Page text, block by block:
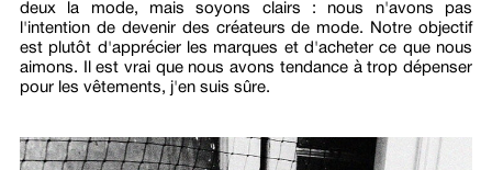
deux la mode, mais soyons clairs : nous n'avons pas
l'intention de devenir des créateurs de mode. Notre objectif
est plutôt d'apprécier les marques et d'acheter ce que nous
aimons. Il est vrai que nous avons tendance à trop dépenser
pour les vêtements, j'en suis sûre.